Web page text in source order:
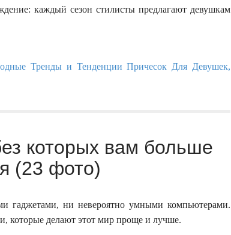
каждый сезон стилисты предлагают девушкам
которых вам больше
(23 фото)
гаджетами, ни невероятно умными компьютерами.
которые делают этот мир проще и лучше.